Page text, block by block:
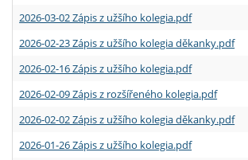
2026-03-02 Zápis z užšího kolegia.pdf
2026-02-23 Zápis z užšího kolegia děkanky.pdf
2026-02-16 Zápis z užšího kolegia.pdf
2026-02-09 Zápis z rozšířeného kolegia.pdf
2026-02-02 Zápis z užšího kolegia děkanky.pdf
2026-01-26 Zápis z užšího kolegia.pdf